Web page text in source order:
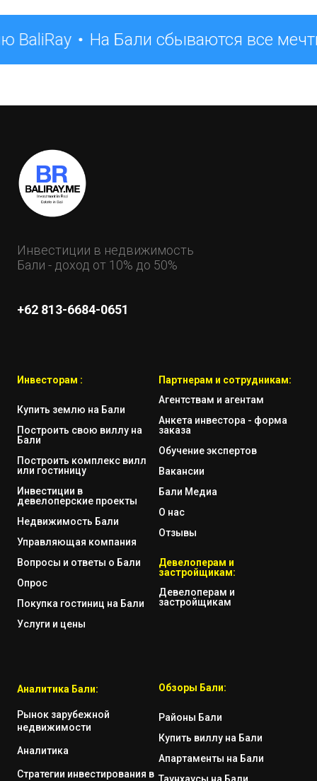
BaliRay На Бали сбываются все
Инвестиции в недвижимость
Бали - доход от 10% до 50%
+62 813-6684-0651
Инвесторам :
Купить землю на Бали
Построить свою виллу на
Бали
Построить комплекс вилл
или гостиницу
Инвестиции в
девелоперские проекты
Недвижимость Бали
Управляющая компания
Вопросы и ответы о Бали
Опрос
Покупка гостиниц на Бали
Услуги и цены
Партнерам и сотрудникам:
Агентствам и агентам
Анкета инвестора - форма
заказа
Обучение экспертов
Вакансии
Бали Медиа
О нас
Отзывы
Девелоперам и
застройщикам:
Девелоперам и
застройщикам
Аналитика Бали:
Рынок зарубежной
недвижимости
Аналитика
Стратегии инвестирования в
Обзоры Бали:
Районы Бали
Купить виллу на Бали
Апартаменты на Бали